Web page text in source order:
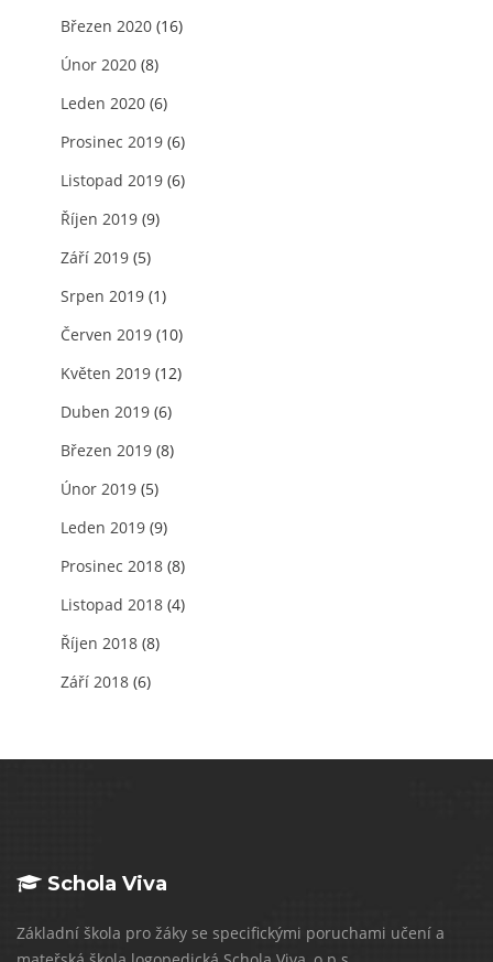
Březen 2020 (16)
Únor 2020 (8)
Leden 2020 (6)
Prosinec 2019 (6)
Listopad 2019 (6)
Říjen 2019 (9)
Září 2019 (5)
Srpen 2019 (1)
Červen 2019 (10)
Květen 2019 (12)
Duben 2019 (6)
Březen 2019 (8)
Únor 2019 (5)
Leden 2019 (9)
Prosinec 2018 (8)
Listopad 2018 (4)
Říjen 2018 (8)
Září 2018 (6)
Schola Viva
Základní škola pro žáky se specifickými poruchami učení a